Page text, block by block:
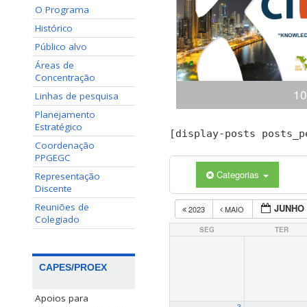
O Programa
Histórico
Público alvo
Áreas de
Concentração
Linhas de pesquisa
Planejamento
Estratégico
Coordenação
PPGEGC
Representação
Discente
Reuniões de
Colegiado
CAPES/PROEX
Apoios para
Congresso Internacional
(ciKi) A 10ª edição do
Conhecimento e
dias 19 e 20 de
Conhecimento,
[display-posts
Categorias
2023 MAIO JUNHO
SEG TER